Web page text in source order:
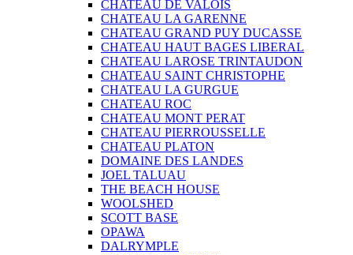
CHATEAU DE VALOIS
CHATEAU LA GARENNE
CHATEAU GRAND PUY DUCASSE
CHATEAU HAUT BAGES LIBERAL
CHATEAU LAROSE TRINTAUDON
CHATEAU SAINT CHRISTOPHE
CHATEAU LA GURGUE
CHATEAU ROC
CHATEAU MONT PERAT
CHATEAU PIERROUSSELLE
CHATEAU PLATON
DOMAINE DES LANDES
JOEL TALUAU
THE BEACH HOUSE
WOOLSHED
SCOTT BASE
OPAWA
DALRYMPLE